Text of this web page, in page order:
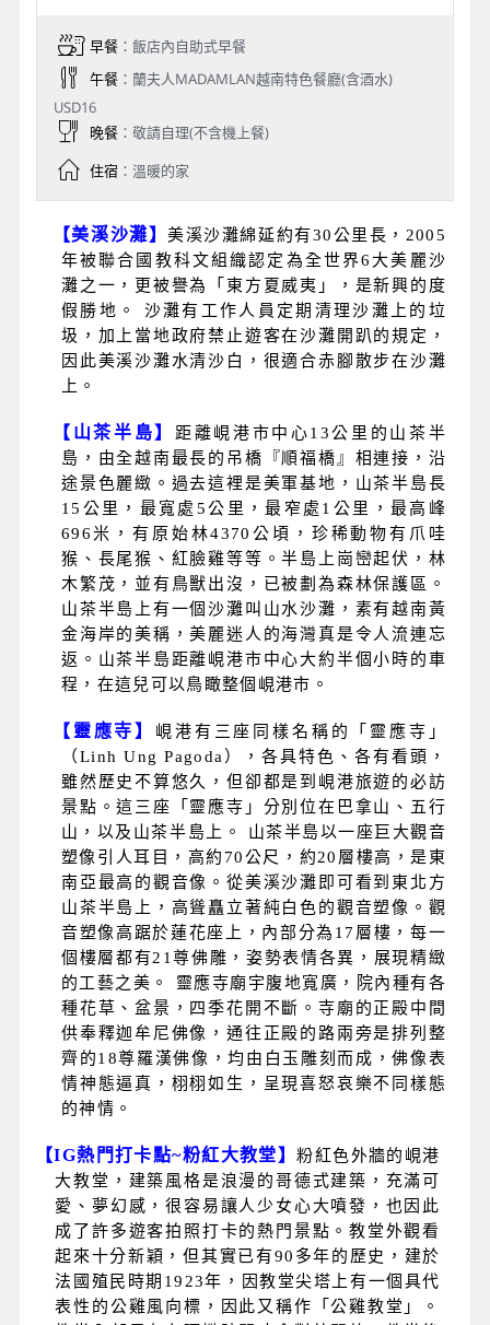
早餐：飯店內自助式早餐
午餐：蘭夫人MADAMLAN越南特色餐廳(含酒水)
USD16
晚餐：敬請自理(不含機上餐)
住宿：溫暖的家
【美溪沙灘】美溪沙灘綿延約有30公里長， 2005
年被聯合國教科文組織認定為全世界6 大美麗沙
灘之一，更被譽為「東方夏威夷」，是新興的度
假勝地。
沙灘有工作人員定期清理沙灘上的垃
圾，加上當地政府禁止遊客在沙灘開趴的規定，
因此美溪沙灘水清沙白，很適合赤腳散步在沙灘
上。
【山茶半島】
距離峴港市中心13公里的山茶半
島，由全越南最長的吊橋『順福橋』相連接，沿
途景色麗緻。過去這裡是美軍基地，山茶半島長
15公里，最寬處5公里，最窄處1公里，最高峰
696米，有原始林4370公頃，珍稀動物有爪哇
猴、長尾猴、紅臉雞等等。半島上崗巒起伏，林
木繁茂，並有鳥獸出沒，已被劃為森林保護區。
山茶半島上有一個沙灘叫山水沙灘，素有越南黃
金海岸的美稱，美麗迷人的海灣真是令人流連忘
返。山茶半島距離峴港市中心大約半個小時的車
程，在這兒可以鳥瞰整個峴港市。
【靈應寺】 峴港有三座同樣名稱的「靈應寺」
（Linh Ung Pagoda），各具特色、各有看頭，
雖然歷史不算悠久，但卻都是到峴港旅遊的必訪
景點。這三座「靈應寺」分別位在巴拿山、五行
山，以及山茶半島上。 山茶半島以一座巨大觀音
塑像引人耳目，高約70公尺，約20層樓高，是東
南亞最高的觀音像。從美溪沙灘即可看到東北方
山茶半島上，高聳矗立著純白色的觀音塑像。觀
音塑像高踞於蓮花座上，內部分為17層樓，每一
個樓層都有21尊佛雕，姿勢表情各異，展現精緻
的工藝之美。 靈應寺廟宇腹地寬廣，院內種有各
種花草、盆景，四季花開不斷。寺廟的正殿中間
供奉釋迦牟尼佛像，通往正殿的路兩旁是排列整
齊的18尊羅漢佛像，均由白玉雕刻而成，佛像表
情神態逼真，栩栩如生，呈現喜怒哀樂不同樣態
的神情。
【IG熱門打卡點~粉紅大教堂】粉紅色外牆的峴港
大教堂，建築風格是浪漫的哥德式建築，充滿可
愛、夢幻感，很容易讓人少女心大噴發，也因此
成了許多遊客拍照打卡的熱門景點。教堂外觀看
起來十分新穎，但其實已有90多年的歷史，建於
法國殖民時期1923年，因教堂尖塔上有一個具代
表性的公雞風向標，因此又稱作「公雞教堂」。